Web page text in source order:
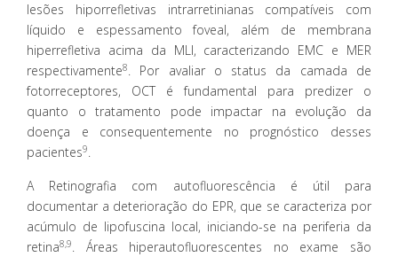
lesões hiporrefletivas intrarretinianas compatíveis com
líquido e espessamento foveal, além de membrana
hiperrefletiva acima da MLI, caracterizando EMC e MER
respectivamente8. Por avaliar o status da camada de
fotorreceptores, OCT é fundamental para predizer o
quanto o tratamento pode impactar na evolução da
doença e consequentemente no prognóstico desses
pacientes9.
A Retinografia com autofluorescência é útil para
documentar a deterioração do EPR, que se caracteriza por
acúmulo de lipofuscina local, iniciando-se na periferia da
retina8,9. Áreas hiperautofluorescentes no exame são